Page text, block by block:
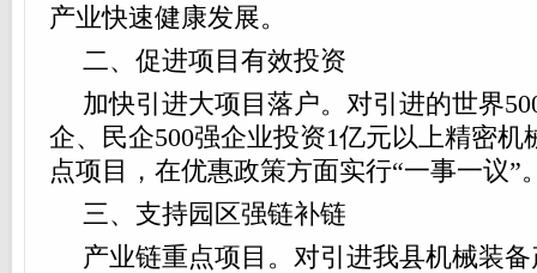
产业快速健康发展。
二、促进项目有效投资
加快引进大项目落户。对引进的世界
企、民企500强企业投资1亿元以上精密机
点项目，在优惠政策方面实行“一事一议”
三、支持园区强链补链
产业链重点项目。对引进我县机械装